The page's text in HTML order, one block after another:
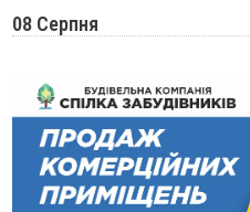
08 Серпня
16:25
До +30°C і майже без
погоду на Прикарпатті у
15:18
У Франківську
збив жінку й утік: його
15:08
Частина школярів не